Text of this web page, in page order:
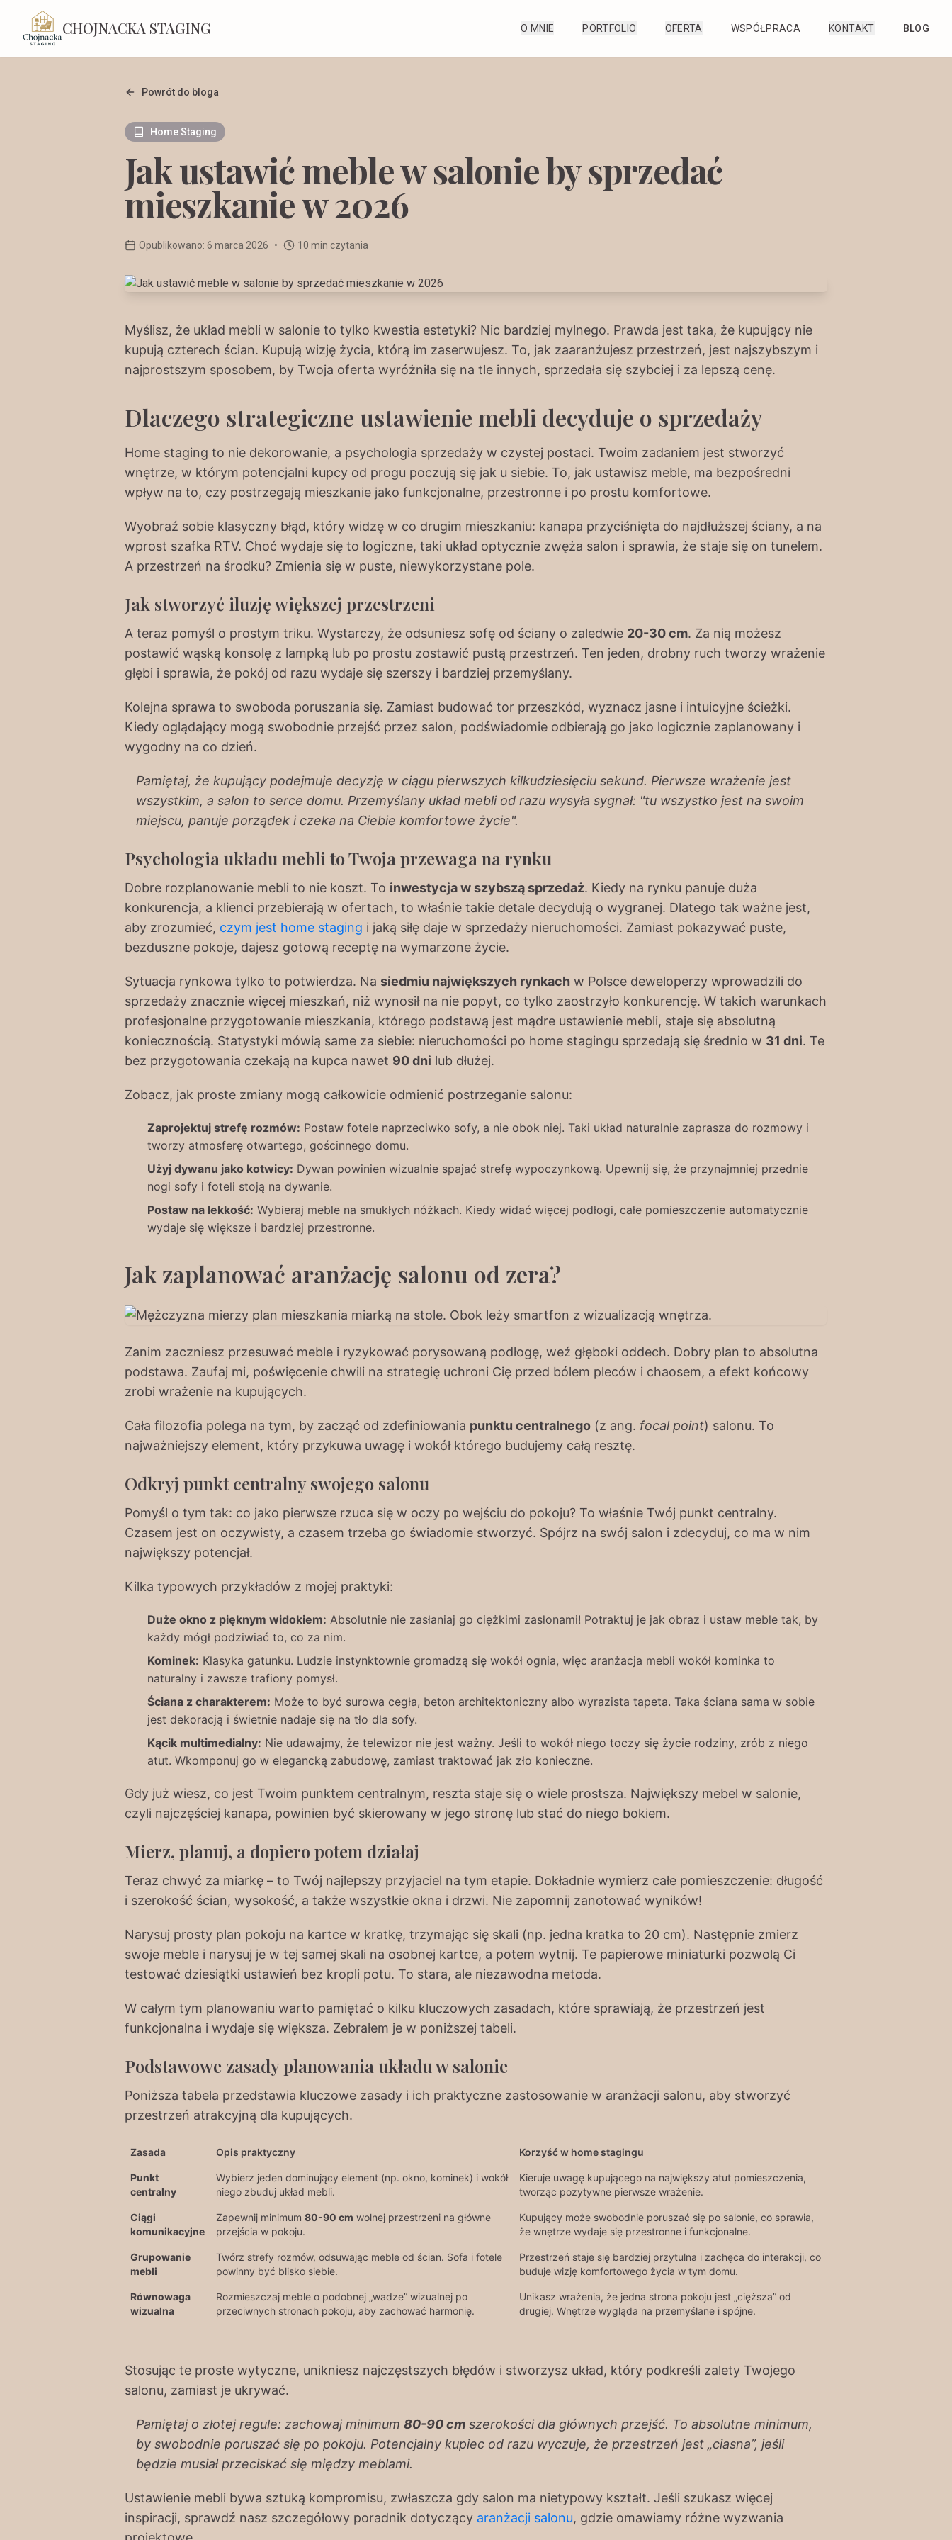
CHOJNACKA STAGING O MNIE PORTFOLIO OFERTA WSPÓŁPRACA KONTAKT BLOG
Powrót do bloga
Home Staging
Jak ustawić meble w salonie by sprzedać
mieszkanie w 2026
Opublikowano: 6 marca 2026 • 10 min czytania
Myślisz, że układ mebli w salonie to tylko kwestia estetyki? Nic bardziej mylnego. Prawda jest taka, że kupujący nie
kupują czterech ścian. Kupują wizję życia, którą im zaserwujesz. To, jak zaaranżujesz przestrzeń, jest najszybszym i
najprostszym sposobem, by Twoja oferta wyróżniła się na tle innych, sprzedała się szybciej i za lepszą cenę.
Dlaczego strategiczne ustawienie mebli decyduje o sprzedaży
Home staging to nie dekorowanie, a psychologia sprzedaży w czystej postaci. Twoim zadaniem jest stworzyć
wnętrze, w którym potencjalni kupcy od progu poczują się jak u siebie. To, jak ustawisz meble, ma bezpośredni
wpływ na to, czy postrzegają mieszkanie jako funkcjonalne, przestronne i po prostu komfortowe.
Wyobraź sobie klasyczny błąd, który widzę w co drugim mieszkaniu: kanapa przyciśnięta do najdłuższej ściany, a na
wprost szafka RTV. Choć wydaje się to logiczne, taki układ optycznie zwęża salon i sprawia, że staje się on tunelem.
A przestrzeń na środku? Zmienia się w puste, niewykorzystane pole.
Jak stworzyć iluzję większej przestrzeni
A teraz pomyśl o prostym triku. Wystarczy, że odsuniesz sofę od ściany o zaledwie 20-30 cm. Za nią możesz
postawić wąską konsolę z lampką lub po prostu zostawić pustą przestrzeń. Ten jeden, drobny ruch tworzy wrażenie
głębi i sprawia, że pokój od razu wydaje się szerszy i bardziej przemyślany.
Kolejna sprawa to swoboda poruszania się. Zamiast budować tor przeszkód, wyznacz jasne i intuicyjne ścieżki.
Kiedy oglądający mogą swobodnie przejść przez salon, podświadomie odbierają go jako logicznie zaplanowany i
wygodny na co dzień.
Pamiętaj, że kupujący podejmuje decyzję w ciągu pierwszych kilkudziesięciu sekund. Pierwsze wrażenie jest
wszystkim, a salon to serce domu. Przemyślany układ mebli od razu wysyła sygnał: "tu wszystko jest na swoim
miejscu, panuje porządek i czeka na Ciebie komfortowe życie".
Psychologia układu mebli to Twoja przewaga na rynku
Dobre rozplanowanie mebli to nie koszt. To inwestycja w szybszą sprzedaż. Kiedy na rynku panuje duża
konkurencja, a klienci przebierają w ofertach, to właśnie takie detale decydują o wygranej. Dlatego tak ważne jest,
aby zrozumieć, czym jest home staging i jaką siłę daje w sprzedaży nieruchomości. Zamiast pokazywać puste,
bezduszne pokoje, dajesz gotową receptę na wymarzone życie.
Sytuacja rynkowa tylko to potwierdza. Na siedmiu największych rynkach w Polsce deweloperzy wprowadzili do
sprzedaży znacznie więcej mieszkań, niż wynosił na nie popyt, co tylko zaostrzyło konkurencję. W takich warunkach
profesjonalne przygotowanie mieszkania, którego podstawą jest mądre ustawienie mebli, staje się absolutną
koniecznością. Statystyki mówią same za siebie: nieruchomości po home stagingu sprzedają się średnio w 31 dni. Te
bez przygotowania czekają na kupca nawet 90 dni lub dłużej.
Zobacz, jak proste zmiany mogą całkowicie odmienić postrzeganie salonu:
Zaprojektuj strefę rozmów: Postaw fotele naprzeciwko sofy, a nie obok niej. Taki układ naturalnie zaprasza do rozmowy i
tworzy atmosferę otwartego, gościnnego domu.
Użyj dywanu jako kotwicy: Dywan powinien wizualnie spajać strefę wypoczynkową. Upewnij się, że przynajmniej przednie
nogi sofy i foteli stoją na dywanie.
Postaw na lekkość: Wybieraj meble na smukłych nóżkach. Kiedy widać więcej podłogi, całe pomieszczenie automatycznie
wydaje się większe i bardziej przestronne.
Jak zaplanować aranżację salonu od zera?
Zanim zaczniesz przesuwać meble i ryzykować porysowaną podłogę, weź głęboki oddech. Dobry plan to absolutna
podstawa. Zaufaj mi, poświęcenie chwili na strategię uchroni Cię przed bólem pleców i chaosem, a efekt końcowy
zrobi wrażenie na kupujących.
Cała filozofia polega na tym, by zacząć od zdefiniowania punktu centralnego (z ang. focal point) salonu. To
najważniejszy element, który przykuwa uwagę i wokół którego budujemy całą resztę.
Odkryj punkt centralny swojego salonu
Pomyśl o tym tak: co jako pierwsze rzuca się w oczy po wejściu do pokoju? To właśnie Twój punkt centralny.
Czasem jest on oczywisty, a czasem trzeba go świadomie stworzyć. Spójrz na swój salon i zdecyduj, co ma w nim
największy potencjał.
Kilka typowych przykładów z mojej praktyki:
Duże okno z pięknym widokiem: Absolutnie nie zasłaniaj go ciężkimi zasłonami! Potraktuj je jak obraz i ustaw meble tak, by
każdy mógł podziwiać to, co za nim.
Kominek: Klasyka gatunku. Ludzie instynktownie gromadzą się wokół ognia, więc aranżacja mebli wokół kominka to
naturalny i zawsze trafiony pomysł.
Ściana z charakterem: Może to być surowa cegła, beton architektoniczny albo wyrazista tapeta. Taka ściana sama w sobie
jest dekoracją i świetnie nadaje się na tło dla sofy.
Kącik multimedialny: Nie udawajmy, że telewizor nie jest ważny. Jeśli to wokół niego toczy się życie rodziny, zrób z niego
atut. Wkomponuj go w elegancką zabudowę, zamiast traktować jak zło konieczne.
Gdy już wiesz, co jest Twoim punktem centralnym, reszta staje się o wiele prostsza. Największy mebel w salonie,
czyli najczęściej kanapa, powinien być skierowany w jego stronę lub stać do niego bokiem.
Mierz, planuj, a dopiero potem działaj
Teraz chwyć za miarkę – to Twój najlepszy przyjaciel na tym etapie. Dokładnie wymierz całe pomieszczenie: długość
i szerokość ścian, wysokość, a także wszystkie okna i drzwi. Nie zapomnij zanotować wyników!
Narysuj prosty plan pokoju na kartce w kratkę, trzymając się skali (np. jedna kratka to 20 cm). Następnie zmierz
swoje meble i narysuj je w tej samej skali na osobnej kartce, a potem wytnij. Te papierowe miniaturki pozwolą Ci
testować dziesiątki ustawień bez kropli potu. To stara, ale niezawodna metoda.
W całym tym planowaniu warto pamiętać o kilku kluczowych zasadach, które sprawiają, że przestrzeń jest
funkcjonalna i wydaje się większa. Zebrałem je w poniższej tabeli.
Podstawowe zasady planowania układu w salonie
Poniższa tabela przedstawia kluczowe zasady i ich praktyczne zastosowanie w aranżacji salonu, aby stworzyć
przestrzeń atrakcyjną dla kupujących.
Zasada Opis praktyczny Korzyść w home stagingu
Punkt
centralny
Wybierz jeden dominujący element (np. okno, kominek) i wokół
niego zbuduj układ mebli.
Kieruje uwagę kupującego na największy atut pomieszczenia,
tworząc pozytywne pierwsze wrażenie.
Ciągi
komunikacyjne
Zapewnij minimum 80-90 cm wolnej przestrzeni na główne
przejścia w pokoju.
Kupujący może swobodnie poruszać się po salonie, co sprawia,
że wnętrze wydaje się przestronne i funkcjonalne.
Grupowanie
mebli
Twórz strefy rozmów, odsuwając meble od ścian. Sofa i fotele
powinny być blisko siebie.
Przestrzeń staje się bardziej przytulna i zachęca do interakcji, co
buduje wizję komfortowego życia w tym domu.
Równowaga
wizualna
Rozmieszczaj meble o podobnej „wadze” wizualnej po
przeciwnych stronach pokoju, aby zachować harmonię.
Unikasz wrażenia, że jedna strona pokoju jest „cięższa” od
drugiej. Wnętrze wygląda na przemyślane i spójne.
Stosując te proste wytyczne, unikniesz najczęstszych błędów i stworzysz układ, który podkreśli zalety Twojego
salonu, zamiast je ukrywać.
Pamiętaj o złotej regule: zachowaj minimum 80-90 cm szerokości dla głównych przejść. To absolutne minimum,
by swobodnie poruszać się po pokoju. Potencjalny kupiec od razu wyczuje, że przestrzeń jest „ciasna”, jeśli
będzie musiał przeciskać się między meblami.
Ustawienie mebli bywa sztuką kompromisu, zwłaszcza gdy salon ma nietypowy kształt. Jeśli szukasz więcej
inspiracji, sprawdź nasz szczegółowy poradnik dotyczący aranżacji salonu, gdzie omawiamy różne wyzwania